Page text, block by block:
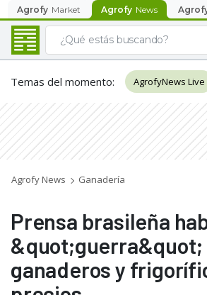
Agrofy Market Agrofy News
Temas del momento: AgrofyNews Live
Agrofy News Ganadería
Prensa brasileña
ganaderos y